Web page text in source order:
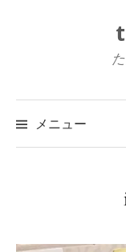
ツ
へ
ス
メニュー